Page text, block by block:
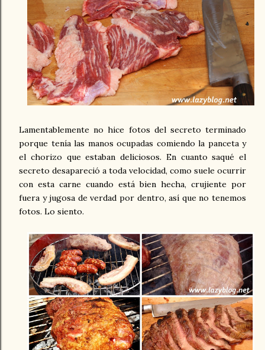
Lamentablemente no hice fotos del secreto terminado
porque tenía las manos ocupadas comiendo la panceta y
el chorizo que estaban deliciosos. En cuanto saqué el
secreto desapareció a toda velocidad, como suele ocurrir
con esta carne cuando está bien hecha, crujiente por
fuera y jugosa de verdad por dentro, así que no tenemos
fotos. Lo siento.